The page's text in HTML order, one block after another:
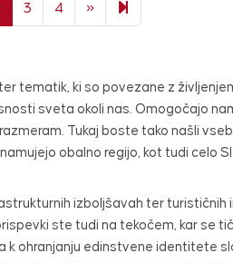
page
3 4 »Next page
tematik, ki so povezane z
sveta okoli nas. Omogočajo
Tukaj boste tako našli
obalno regijo, kot tudi celo
izboljšavah ter turističnih
ste tudi na tekočem, kar se
ohranjanju edinstvene identitete